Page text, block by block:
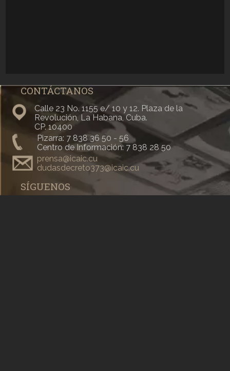
“20 años” un cortometraje que no deja de
sorprender
Jue, 11/04/2024 - 16:36
CONTÁCTANOS
Calle 23 No. 1155 e/ 10 y 12. Plaza de la
Revolución, La Habana, Cuba.
CP. 10400
Pizarra: 7 838 36 50 - 56
Centro de Información: 7 838 28 50
prensa@icaic.cu
dudasdecreto373@icaic.cu
SÍGUENOS